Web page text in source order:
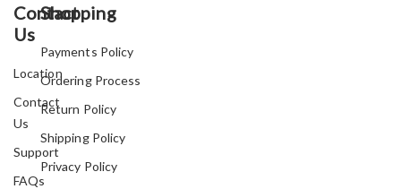
Contact
Us
Location
Contact
Us
Support
FAQs
Shopping
Payments Policy
Ordering Process
Return Policy
Shipping Policy
Privacy Policy